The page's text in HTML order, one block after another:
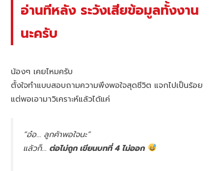
อ่านทีหลัง ระวังเสียข้อมูลทั้งงาน
นะครับ
น้องๆ เคยไหมครับ
ตั้งใจทำแบบสอบถามความพึงพอใจสุดชีวิต แจกไปเป็นร้อย
แต่พอเอามาวิเคราะห์แล้วได้แค่
“อ๋อ… ลูกค้าพอใจนะ”
แล้วก็… ต่อไม่ถูก เขียนบทที่ 4 ไม่ออก